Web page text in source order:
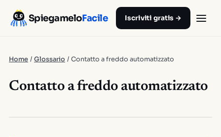
SpiegameloFacile Iscriviti gratis →
Home / Glossario / Contatto a freddo automatizzato
Contatto a freddo automatizzato